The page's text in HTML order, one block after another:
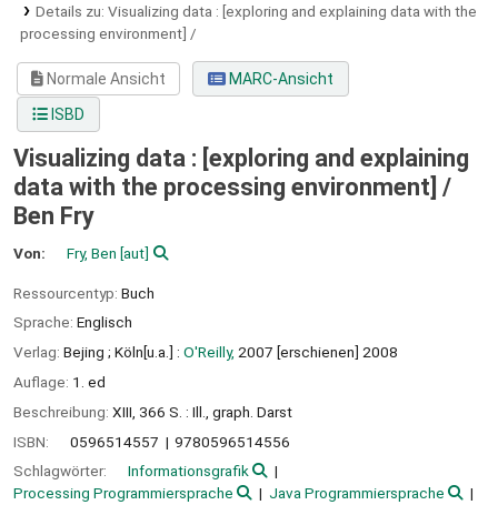
Details zu: Visualizing data : [exploring and explaining data with the
processing environment] /
Normale Ansicht
MARC-Ansicht
ISBD
Visualizing data : [exploring and explaining
data with the processing environment] /
Ben Fry
Von: Fry, Ben [aut]
Ressourcentyp: Buch
Sprache: Englisch
Verlag: Bejing ; Köln[u.a.] : O'Reilly, 2007 [erschienen] 2008
Auflage: 1. ed
Beschreibung: XIII, 366 S. : Ill., graph. Darst
ISBN:
0596514557
9780596514556
Schlagwörter:
Informationsgrafik
Processing Programmiersprache
Java Programmiersprache